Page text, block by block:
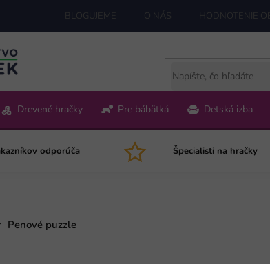
BLOGUJEME O NÁS HODNOTENIE
Drevené hračky Pre bábätká Detská izba
odporúča Špecialisti na hračky
Penové puzzle